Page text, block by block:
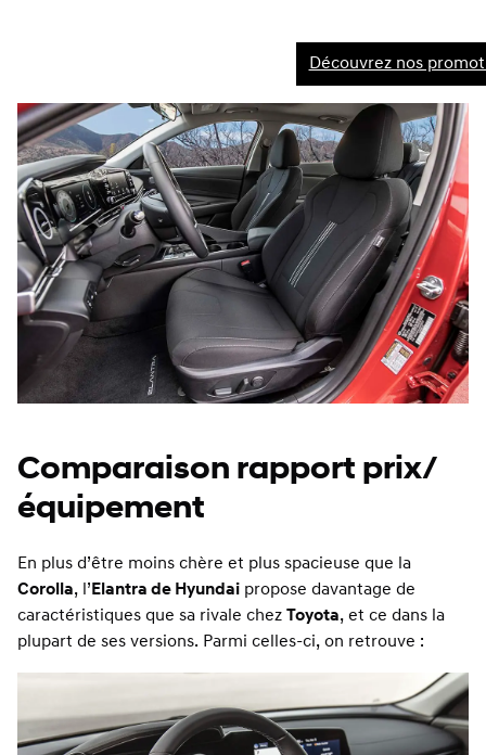
Découvrez nos
Comparaison rapport prix/
équipement
En plus d’être moins chère et plus spacieuse que la
Corolla, l’Elantra de Hyundai propose davantage de
caractéristiques que sa rivale chez Toyota, et ce dans la
plupart de ses versions. Parmi celles-ci, on retrouve :